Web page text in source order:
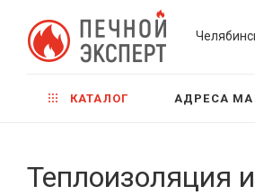
КАТАЛОГ АДРЕСА
Теплоизоляция